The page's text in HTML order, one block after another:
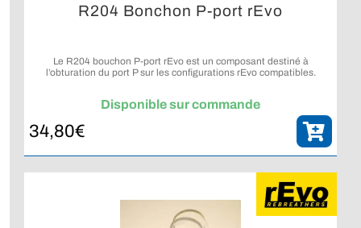
R204 Bonchon P-port rEvo
Le R204 bouchon P-port rEvo est un composant destiné à
l’obturation du port P sur les configurations rEvo compatibles.
Disponible sur commande
34,80€